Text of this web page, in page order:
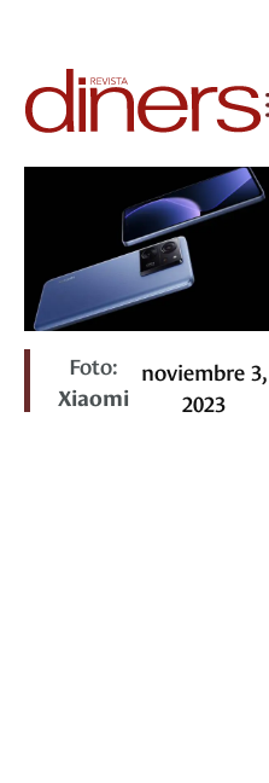
Foto:
Xiaomi
noviembre 3,
2023